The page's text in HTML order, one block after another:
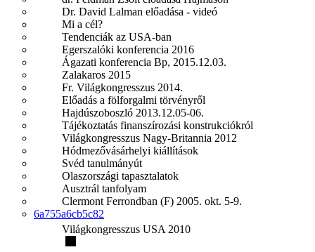
Dr. David Lalman előadása - videó
Mi a cél?
Tendenciák az USA-ban
Egerszalóki konferencia 2016
Ágazati konferencia Bp, 2015.12.03.
Zalakaros 2015
Fr. Világkongresszus 2014.
Előadás a fölforgalmi törvényről
Hajdúszoboszló 2013.12.05-06.
Tájékoztatás finanszírozási konstrukciókról
Világkongresszus Nagy-Britannia 2012
Hódmezővásárhelyi kiállítások
Svéd tanulmányút
Olaszországi tapasztalatok
Ausztrál tanfolyam
Clermont Ferrondban (F) 2005. okt. 5-9.
6a755a6cb5c82
Világkongresszus USA 2010